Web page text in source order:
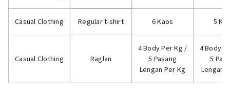
Casual Clothing Regular t-shirt 6 Kaos 5
Casual Clothing Raglan
4 Body Per Kg /
5 Pasang
Lengan Per Kg
4 Body
5
Lengan